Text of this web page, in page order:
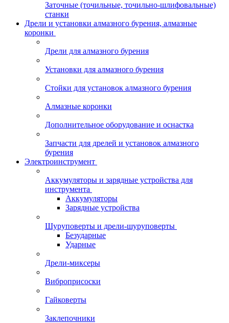
Заточные (точильные, точильно-шлифовальные)
станки
Дрели и установки алмазного бурения, алмазные
коронки
Дрели для алмазного бурения
Установки для алмазного бурения
Стойки для установок алмазного бурения
Алмазные коронки
Дополнительное оборудование и оснастка
Запчасти для дрелей и установок алмазного
бурения
Электроинструмент
Аккумуляторы и зарядные устройства для
инструмента
Аккумуляторы
Зарядные устройства
Шуруповерты и дрели-шуруповерты
Безударные
Ударные
Дрели-миксеры
Виброприсоски
Гайковерты
Заклепочники